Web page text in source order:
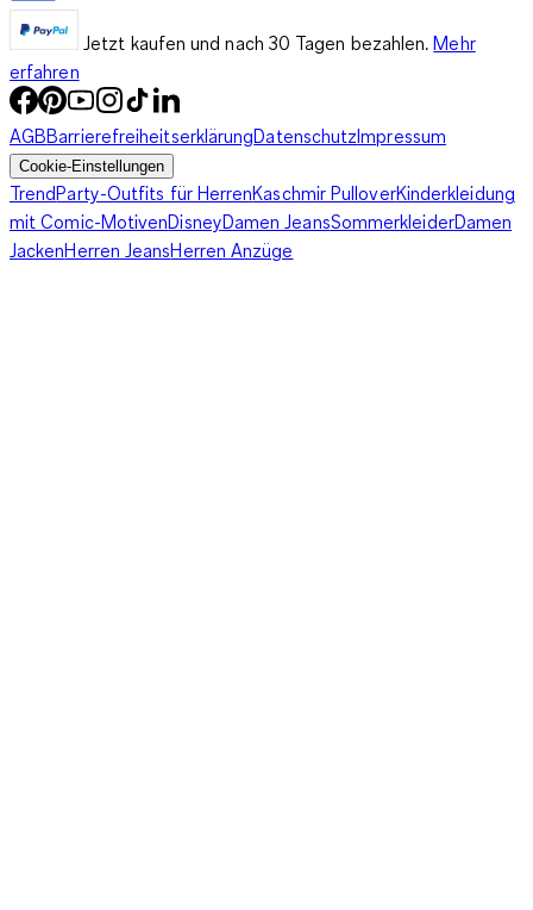
Jetzt kaufen und nach 30 Tagen bezahlen. Mehr
erfahren
AGBBarrierefreiheitserklärungDatenschutzImpressum
Cookie-Einstellungen
TrendParty-Outfits für HerrenKaschmir PulloverKinderkleidung
mit Comic-MotivenDisneyDamen JeansSommerkleiderDamen
JackenHerren JeansHerren Anzüge